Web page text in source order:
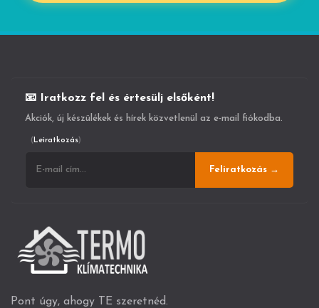
📧 Iratkozz fel és értesülj elsőként!
Akciók, új készülékek és hírek közvetlenül az e-mail fiókodba.
(Leiratkozás)
Feliratkozás →
Pont úgy, ahogy TE szeretnéd.